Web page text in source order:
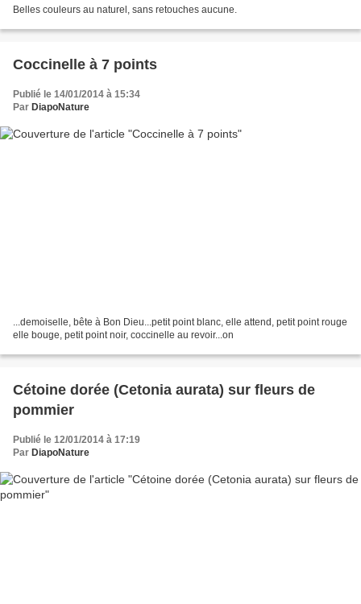
Belles couleurs au naturel, sans retouches aucune.
Coccinelle à 7 points
Publié le 14/01/2014 à 15:34
Par DiapoNature
...demoiselle, bête à Bon Dieu...petit point blanc, elle attend, petit point rouge
elle bouge, petit point noir, coccinelle au revoir...on
Cétoine dorée (Cetonia aurata) sur fleurs de
pommier
Publié le 12/01/2014 à 17:19
Par DiapoNature